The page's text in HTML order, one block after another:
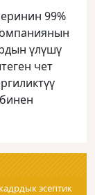
99%
үлүшү
чет
эсептик